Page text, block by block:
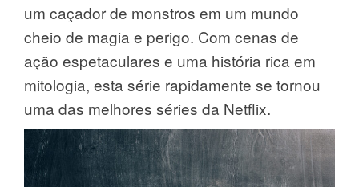
um caçador de monstros em um mundo
cheio de magia e perigo. Com cenas de
ação espetaculares e uma história rica em
mitologia, esta série rapidamente se tornou
uma das melhores séries da Netflix.